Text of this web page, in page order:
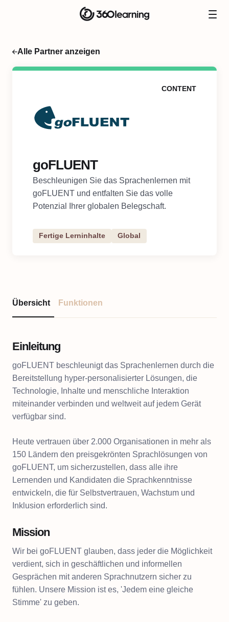
Alle Partner anzeigen
CONTENT
goFLUENT
Beschleunigen Sie das Sprachenlernen mit
goFLUENT und entfalten Sie das volle
Potenzial Ihrer globalen Belegschaft.
Fertige Lerninhalte Global
Übersicht Funktionen
Einleitung
goFLUENT beschleunigt das Sprachenlernen durch die
Bereitstellung hyper-personalisierter Lösungen, die
Technologie, Inhalte und menschliche Interaktion
miteinander verbinden und weltweit auf jedem Gerät
verfügbar sind.
Heute vertrauen über 2.000 Organisationen in mehr als
150 Ländern den preisgekrönten Sprachlösungen von
goFLUENT, um sicherzustellen, dass alle ihre
Lernenden und Kandidaten die Sprachkenntnisse
entwickeln, die für Selbstvertrauen, Wachstum und
Inklusion erforderlich sind.
Mission
Wir bei goFLUENT glauben, dass jeder die Möglichkeit
verdient, sich in geschäftlichen und informellen
Gesprächen mit anderen Sprachnutzern sicher zu
fühlen. Unsere Mission ist es, 'Jedem eine gleiche
Stimme' zu geben.